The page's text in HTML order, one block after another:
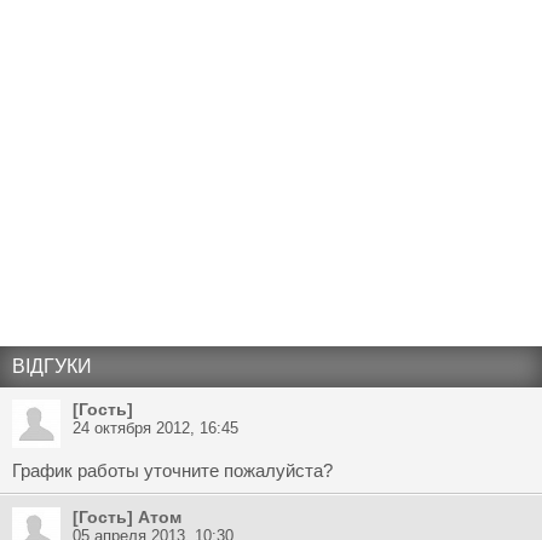
ВІДГУКИ
[Гость]
24 октября 2012, 16:45
График работы уточните пожалуйста?
[Гость] Атом
05 апреля 2013, 10:30